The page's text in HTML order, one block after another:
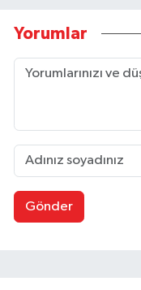
Yorumlar
Gönder